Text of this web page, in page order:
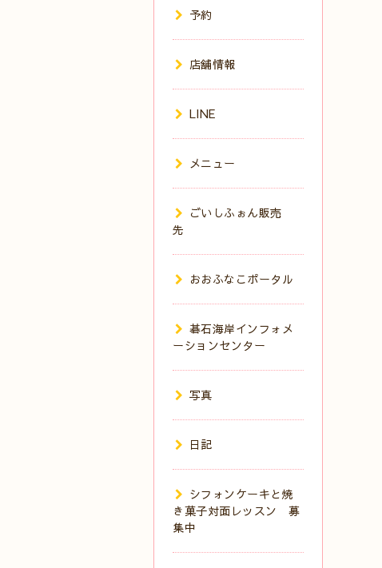
予約
店舗情報
LINE
メニュー
ごいしふぉん販売
先
おおふなこポータル
碁石海岸インフォメ
ーションセンター
写真
日記
シフォンケーキと焼
き菓子対面レッスン 募
集中